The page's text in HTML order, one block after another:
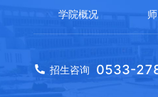
学院概况
招生咨询 0533-